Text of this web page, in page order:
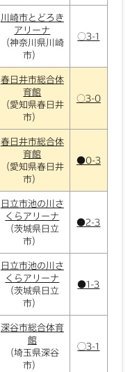
川崎市とどろき
アリーナ
（神奈川県川崎
市）
○3-1
春日井市総合体
育館
（愛知県春日井
市）
○3-0
春日井市総合体
育館
（愛知県春日井
市）
●0-3
日立市池の川さ
くらアリーナ
（茨城県日立
市）
●2-3
日立市池の川さ
くらアリーナ
（茨城県日立
市）
●1-3
深谷市総合体育
館
（埼玉県深谷
市）
◯3-1